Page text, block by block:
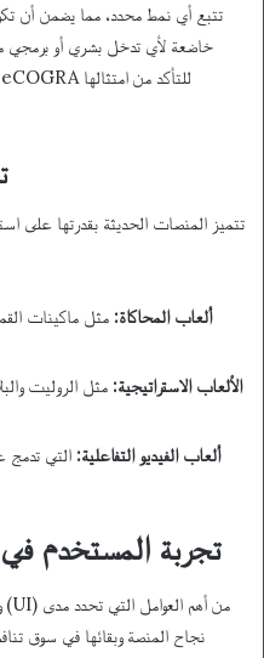
تتبع أي نمط محدد، مما يضمن أن
خاضعة لأي تدخل بشري أو برمجي
تتميز المنصات الحديثة بقدرتها على
ألعاب المحاكاة: مثل ماكينات
الألعاب الاستراتيجية: مثل الروليت
ألعاب الفيديو التفاعلية: التي تدمج
تجربة المستخدم في
نجاح المنصة وبقائها في سوق